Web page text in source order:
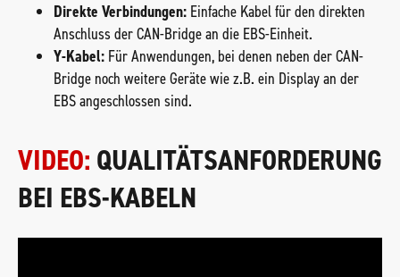
Direkte Verbindungen: Einfache Kabel für den direkten
Anschluss der CAN-Bridge an die EBS-Einheit.
Y-Kabel: Für Anwendungen, bei denen neben der CAN-
Bridge noch weitere Geräte wie z.B. ein Display an der
EBS angeschlossen sind.
VIDEO: QUALITÄTSANFORDERUNG
BEI EBS-KABELN